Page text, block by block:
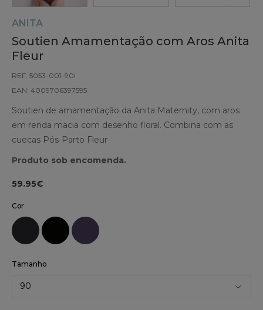
ANITA
Soutien Amamentação com Aros Anita
Fleur
REF: 5053-001-90I
EAN: 4009706397595
Soutien de amamentação da Anita Maternity, com aros
em renda macia com desenho floral. Combina com as
cuecas Pós-Parto Fleur
Produto sob encomenda.
59.95€
Cor
Tamanho
90